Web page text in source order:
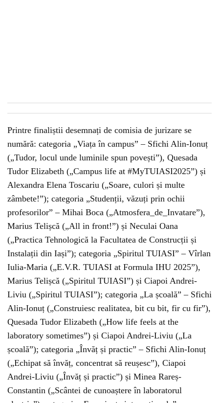
Printre finaliștii desemnați de comisia de jurizare se
numără: categoria „Viața în campus” – Sfichi Alin-Ionuț
(„Tudor, locul unde luminile spun povești”), Quesada
Tudor Elizabeth („Campus life at #MyTUIASI2025”) și
Alexandra Elena Toscariu („Soare, culori și multe
zâmbete!”); categoria „Studenții, văzuți prin ochii
profesorilor” – Mihai Boca („Atmosfera_de_Invatare”),
Marius Telișcă („All in front!”) și Neculai Oana
(„Practica Tehnologică la Facultatea de Construcții și
Instalații din Iași”); categoria „Spiritul TUIASI” – Vîrlan
Iulia-Maria („E.V.R. TUIASI at Formula IHU 2025”),
Marius Telișcă („Spiritul TUIASI”) și Ciapoi Andrei-
Liviu („Spiritul TUIASI”); categoria „La școală” – Sfichi
Alin-Ionuț („Construiesc realitatea, bit cu bit, fir cu fir”),
Quesada Tudor Elizabeth („How life feels at the
laboratory sometimes”) și Ciapoi Andrei-Liviu („La
școală”); categoria „Învăț și practic” – Sfichi Alin-Ionuț
(„Echipat să învăț, concentrat să reușesc”), Ciapoi
Andrei-Liviu („Învăț și practic”) și Minea Rareș-
Constantin („Scântei de cunoaștere în laboratorul